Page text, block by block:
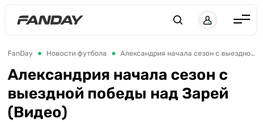
Англия
Испания
Германия
Италия
FanDay Новости футбола Александрия начала сезон с выездной победы над Зарей (Видео)
Александрия начала сезон с
выездной победы над Зарей
(Видео)